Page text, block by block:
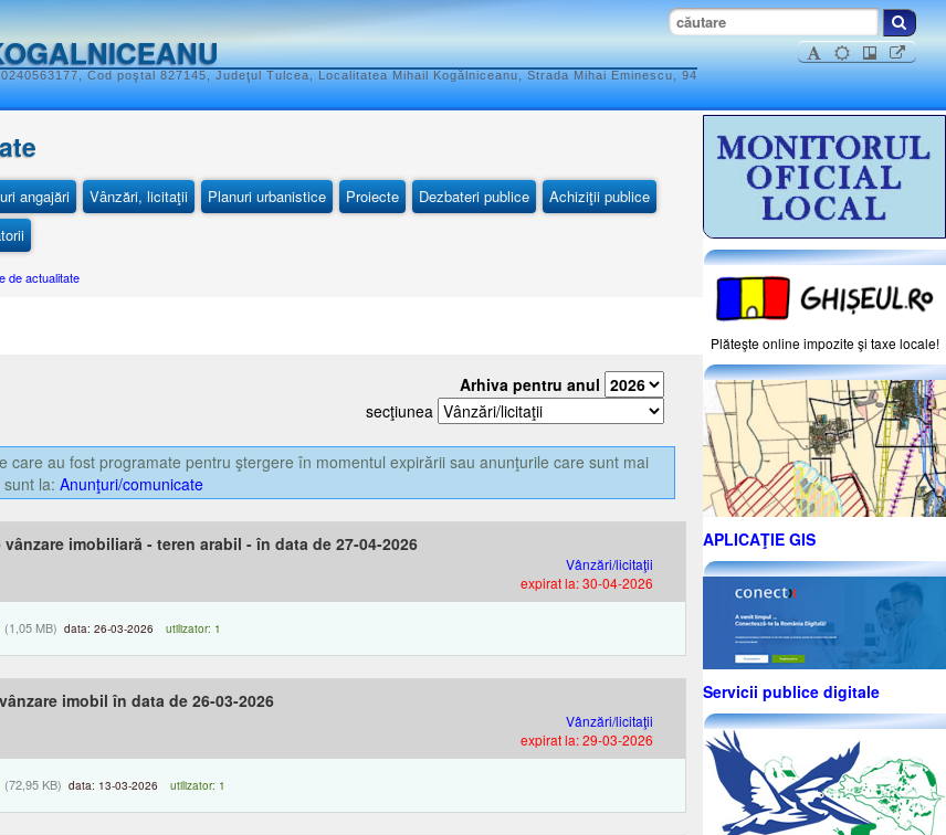
Cod poştal 827145, Judeţul Tulcea, Localitatea Mihail Kogălniceanu, Strada Mihai Eminescu, 94
angajări Vânzări, licitaţii Planuri urbanistice Proiecte Dezbateri publice
Achiziţii publice
de actualitate
Arhiva pentru anul
secţiunea
care au fost programate pentru ştergere în momentul expirării sau anunţurile care sunt mai
la: Anunţuri/comunicate
imobiliară - teren arabil - în data de 27-04-2026
Vânzări/licitaţii
expirat la: 30-04-2026
(1,05 MB) data: 26-03-2026 utilizator: 1
imobil în data de 26-03-2026
Vânzări/licitaţii
expirat la: 29-03-2026
(72,95 KB) data: 13-03-2026 utilizator: 1
Plăteşte online impozite şi taxe locale!
APLICAŢIE GIS
Servicii publice digitale